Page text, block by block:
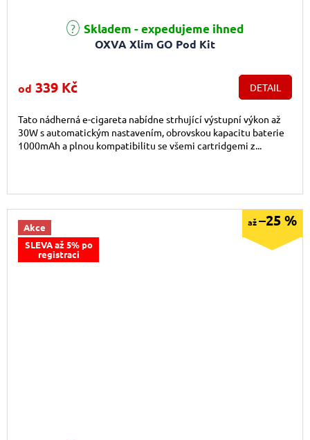
OXVA Xlim GO Pod Kit
Průměrné hodnocení produktu je 4,9 z 5 hvězdiček.
Skladem - expedujeme ihned
od 339 Kč DETAIL
Tato nádherná e-cigareta nabídne strhující výstupní výkon až
30W s automatickým nastavením, obrovskou kapacitu baterie
1000mAh a plnou kompatibilitu se všemi cartridgemi z...
Akce
SLEVA až 5% po
registraci
až–25 %